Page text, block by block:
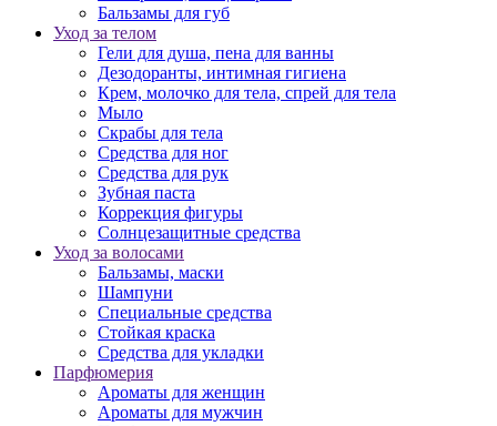
Бальзамы для губ
Уход за телом
Гели для душа, пена для ванны
Дезодоранты, интимная гигиена
Крем, молочко для тела, спрей для тела
Мыло
Скрабы для тела
Средства для ног
Средства для рук
Зубная паста
Коррекция фигуры
Солнцезащитные средства
Уход за волосами
Бальзамы, маски
Шампуни
Специальные средства
Стойкая краска
Средства для укладки
Парфюмерия
Ароматы для женщин
Ароматы для мужчин